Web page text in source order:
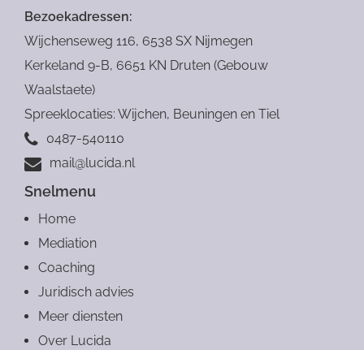
Bezoekadressen:
Wijchenseweg 116, 6538 SX Nijmegen
Kerkeland 9-B, 6651 KN Druten (Gebouw
Waalstaete)
Spreeklocaties: Wijchen, Beuningen en Tiel
0487-540110
mail@lucida.nl
Snelmenu
Home
Mediation
Coaching
Juridisch advies
Meer diensten
Over Lucida